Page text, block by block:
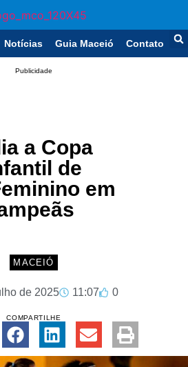
Notícias Guia Maceió Contato
Publicidade
a Copa
de
em
MACEIÓ
de 2025 11:07 0
COMPARTILHE